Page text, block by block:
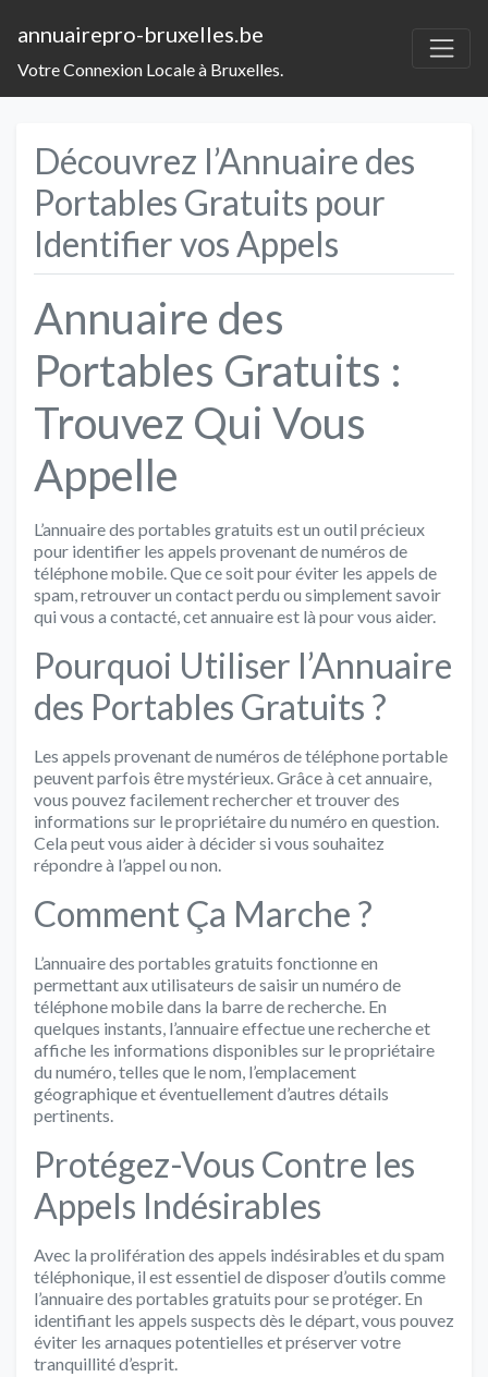
annuairepro-bruxelles.be
Votre Connexion Locale à Bruxelles.
Découvrez l’Annuaire des
Portables Gratuits pour
Identifier vos Appels
Annuaire des
Portables Gratuits :
Trouvez Qui Vous
Appelle
L’annuaire des portables gratuits est un outil précieux
pour identifier les appels provenant de numéros de
téléphone mobile. Que ce soit pour éviter les appels de
spam, retrouver un contact perdu ou simplement savoir
qui vous a contacté, cet annuaire est là pour vous aider.
Pourquoi Utiliser l’Annuaire
des Portables Gratuits ?
Les appels provenant de numéros de téléphone portable
peuvent parfois être mystérieux. Grâce à cet annuaire,
vous pouvez facilement rechercher et trouver des
informations sur le propriétaire du numéro en question.
Cela peut vous aider à décider si vous souhaitez
répondre à l’appel ou non.
Comment Ça Marche ?
L’annuaire des portables gratuits fonctionne en
permettant aux utilisateurs de saisir un numéro de
téléphone mobile dans la barre de recherche. En
quelques instants, l’annuaire effectue une recherche et
affiche les informations disponibles sur le propriétaire
du numéro, telles que le nom, l’emplacement
géographique et éventuellement d’autres détails
pertinents.
Protégez-Vous Contre les
Appels Indésirables
Avec la prolifération des appels indésirables et du spam
téléphonique, il est essentiel de disposer d’outils comme
l’annuaire des portables gratuits pour se protéger. En
identifiant les appels suspects dès le départ, vous pouvez
éviter les arnaques potentielles et préserver votre
tranquillité d’esprit.